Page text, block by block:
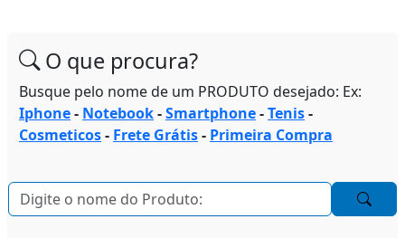
O que procura?
Busque pelo nome de um PRODUTO desejado: Ex:
Iphone- Notebook-Smartphone-Tenis-
Cosmeticos- Frete Grátis- Primeira Compra